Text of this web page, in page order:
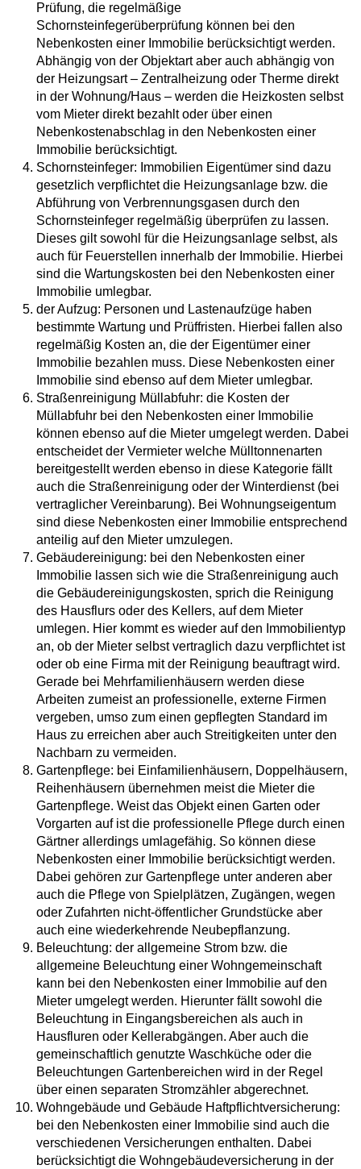
Prüfung, die regelmäßige
Schornsteinfegerüberprüfung können bei den
Nebenkosten einer Immobilie berücksichtigt werden.
Abhängig von der Objektart aber auch abhängig von
der Heizungsart – Zentralheizung oder Therme direkt
in der Wohnung/Haus – werden die Heizkosten selbst
vom Mieter direkt bezahlt oder über einen
Nebenkostenabschlag in den Nebenkosten einer
Immobilie berücksichtigt.
Schornsteinfeger: Immobilien Eigentümer sind dazu
gesetzlich verpflichtet die Heizungsanlage bzw. die
Abführung von Verbrennungsgasen durch den
Schornsteinfeger regelmäßig überprüfen zu lassen.
Dieses gilt sowohl für die Heizungsanlage selbst, als
auch für Feuerstellen innerhalb der Immobilie. Hierbei
sind die Wartungskosten bei den Nebenkosten einer
Immobilie umlegbar.
der Aufzug: Personen und Lastenaufzüge haben
bestimmte Wartung und Prüffristen. Hierbei fallen also
regelmäßig Kosten an, die der Eigentümer einer
Immobilie bezahlen muss. Diese Nebenkosten einer
Immobilie sind ebenso auf dem Mieter umlegbar.
Straßenreinigung Müllabfuhr: die Kosten der
Müllabfuhr bei den Nebenkosten einer Immobilie
können ebenso auf die Mieter umgelegt werden. Dabei
entscheidet der Vermieter welche Mülltonnenarten
bereitgestellt werden ebenso in diese Kategorie fällt
auch die Straßenreinigung oder der Winterdienst (bei
vertraglicher Vereinbarung). Bei Wohnungseigentum
sind diese Nebenkosten einer Immobilie entsprechend
anteilig auf den Mieter umzulegen.
Gebäudereinigung: bei den Nebenkosten einer
Immobilie lassen sich wie die Straßenreinigung auch
die Gebäudereinigungskosten, sprich die Reinigung
des Hausflurs oder des Kellers, auf dem Mieter
umlegen. Hier kommt es wieder auf den Immobilientyp
an, ob der Mieter selbst vertraglich dazu verpflichtet ist
oder ob eine Firma mit der Reinigung beauftragt wird.
Gerade bei Mehrfamilienhäusern werden diese
Arbeiten zumeist an professionelle, externe Firmen
vergeben, umso zum einen gepflegten Standard im
Haus zu erreichen aber auch Streitigkeiten unter den
Nachbarn zu vermeiden.
Gartenpflege: bei Einfamilienhäusern, Doppelhäusern,
Reihenhäusern übernehmen meist die Mieter die
Gartenpflege. Weist das Objekt einen Garten oder
Vorgarten auf ist die professionelle Pflege durch einen
Gärtner allerdings umlagefähig. So können diese
Nebenkosten einer Immobilie berücksichtigt werden.
Dabei gehören zur Gartenpflege unter anderen aber
auch die Pflege von Spielplätzen, Zugängen, wegen
oder Zufahrten nicht-öffentlicher Grundstücke aber
auch eine wiederkehrende Neubepflanzung.
Beleuchtung: der allgemeine Strom bzw. die
allgemeine Beleuchtung einer Wohngemeinschaft
kann bei den Nebenkosten einer Immobilie auf den
Mieter umgelegt werden. Hierunter fällt sowohl die
Beleuchtung in Eingangsbereichen als auch in
Hausfluren oder Kellerabgängen. Aber auch die
gemeinschaftlich genutzte Waschküche oder die
Beleuchtungen Gartenbereichen wird in der Regel
über einen separaten Stromzähler abgerechnet.
Wohngebäude und Gebäude Haftpflichtversicherung:
bei den Nebenkosten einer Immobilie sind auch die
verschiedenen Versicherungen enthalten. Dabei
berücksichtigt die Wohngebäudeversicherung in der